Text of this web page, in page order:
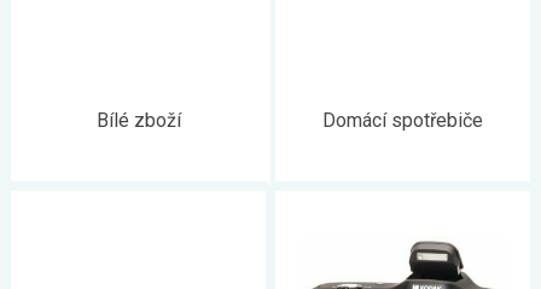
Bílé zboží Domácí spotřebiče